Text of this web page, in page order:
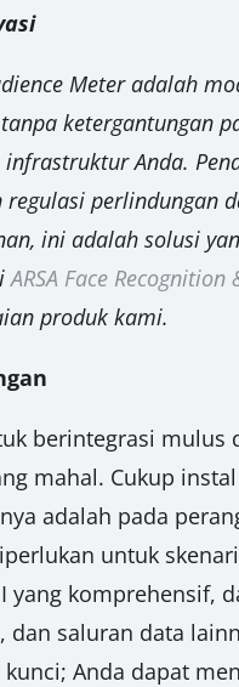
Meter adalah
ketergantungan
Anda.
perlindungan
ini adalah solusi
ARSA Face Recognition
produk kami.
berintegrasi
mahal. Cukup
adalah pada
untuk
yang
saluran data
Anda dapat